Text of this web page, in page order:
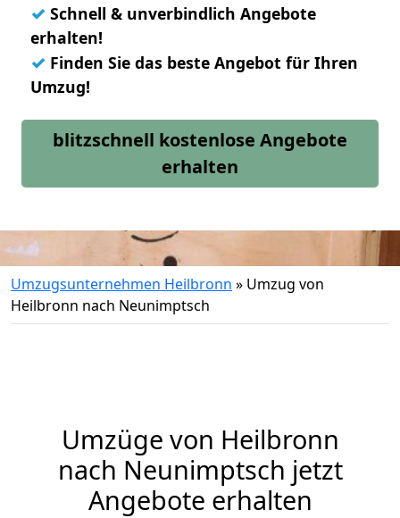
✓ Schnell & unverbindlich Angebote
erhalten!
✓ Finden Sie das beste Angebot für Ihren
Umzug!
blitzschnell kostenlose Angebote
erhalten
Umzugsunternehmen Heilbronn » Umzug von
Heilbronn nach Neunimptsch
Umzüge von Heilbronn
nach Neunimptsch jetzt
Angebote erhalten